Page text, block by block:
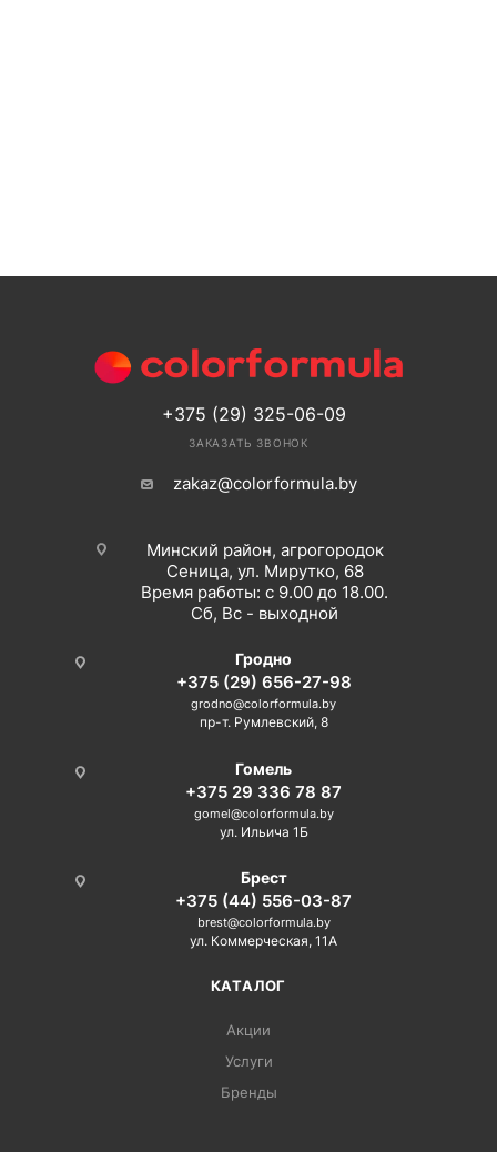
+375 (29) 325-06-09
ЗАКАЗАТЬ ЗВОНОК
zakaz@colorformula.by
Минский район, агрогородок
Сеница, ул. Мирутко, 68
Время работы: с 9.00 до 18.00.
Сб, Вс - выходной
Гродно
+375 (29) 656-27-98
grodno@colorformula.by
пр-т. Румлевский, 8
Гомель
+375 29 336 78 87
gomel@colorformula.by
ул. Ильича 1Б
Брест
+375 (44) 556-03-87
brest@colorformula.by
ул. Коммерческая, 11А
КАТАЛОГ
Акции
Услуги
Бренды